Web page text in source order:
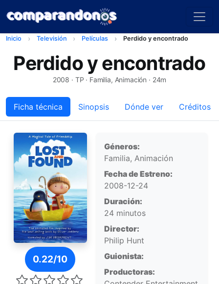
Inicio Televisión Películas Perdido y encontrado
Perdido y encontrado
2008 · TP · Familia, Animación · 24m
Ficha técnica Sinopsis Dónde ver Créditos
Ficha técnica
Póster de Perdido y encontrado
0.22/10
Géneros:
Familia, Animación
Fecha de Estreno:
2008-12-24
Duración:
24 minutos
Director:
Philip Hunt
Guionista:
Productoras: